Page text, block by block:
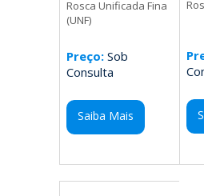
Rosca Unificada Fina
(UNF)
Preço: Sob
Consulta
Saiba Mais